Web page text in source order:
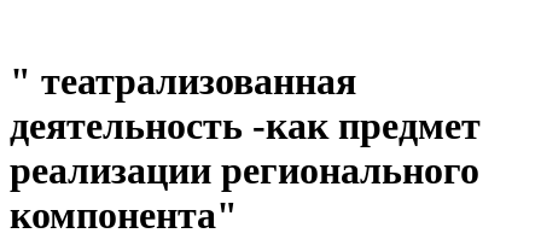
" театрализованная
деятельность -как предмет
реализации регионального
компонента"